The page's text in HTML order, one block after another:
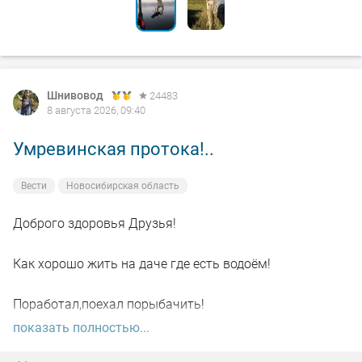
Шнивовод
24483
8 августа 2026, 09:40
Умревинская протока!..
Вести Новосибирская область
Доброго здоровья Друзья!
Как хорошо жить на даче где есть водоём!
Поработал,поехал порыбачить!
показать полностью...